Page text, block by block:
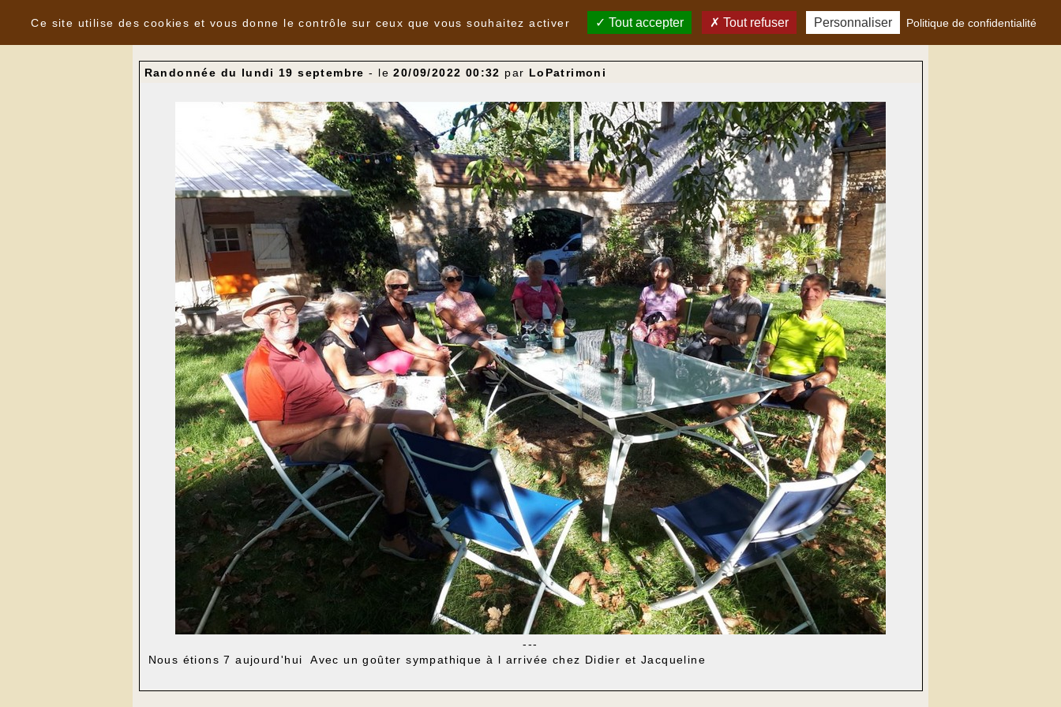
Nouvelles
Randonnée du lundi 19 septembre- le20/09/2022 00:32 par LoPatrimoni
---
Nous étions 7 aujourd'hui Avec un goûter sympathique à l arrivée chez Didier et Jacqueline
Ce site utilise des cookies et vous donne le contrôle sur ceux que vous souhaitez activer
Tout accepter Tout refuser Personnaliser Politique de confidentialité